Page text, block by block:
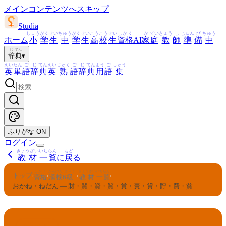
メインコンテンツへスキップ
Studia
ホーム 小
しょう
学
がく
生
せい
中
ちゅう
学
がく
生
せい
高
こう
校
こう
生
せい
資格
しかく
AI家
か
庭
てい
教
きょう
師
し
準
じゅん
備
び
中
ちゅう
辞
じ
典
てん
▾
英
えい
単
たん
語
ご
辞
じ
典
てん
英
えい
熟
じゅく
語
ご
辞
じ
典
てん
用
よう
語
ご
集
しゅう
ふりがな ON
ログイン
教材
きょうざい
一覧
いちらん
に 戻
もど
る
トップ›資格
しかく
›漢検
かんけん
6級
きゅう
› 教材
きょうざい
一覧
いちらん
›
おかね・ねだん — 財・賛・資・質・賞・責・貸・貯・費・貧